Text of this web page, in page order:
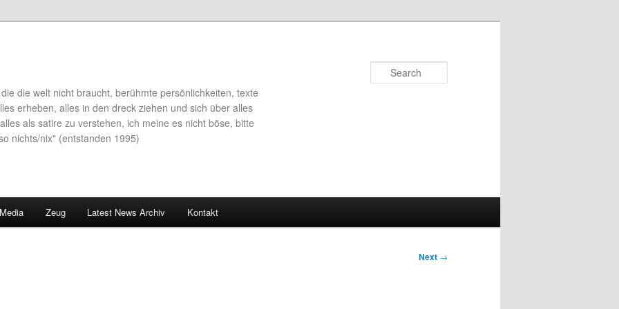
die welt nicht braucht, berühmte persönlichkeiten, texte
erheben, alles in den dreck ziehen und sich über alles
als satire zu verstehen, ich meine es nicht böse, bitte
nichts/nix" (entstanden 1995)
Zeug Latest News Archiv Kontakt
Next →